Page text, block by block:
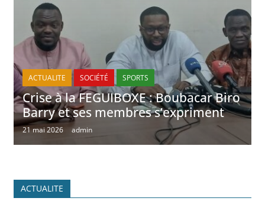
ACTUALITE SOCIÉTÉ SPORTS
Crise à la FEGUIBOXE : Boubacar Biro
Barry et ses membres s’expriment
21 mai 2026 admin
ACTUALITE